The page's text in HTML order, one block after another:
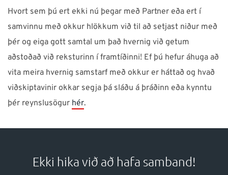
Hvort sem þú ert ekki nú þegar með Partner eða ert í
samvinnu með okkur hlökkum við til að setjast niður með
þér og eiga gott samtal um það hvernig við getum
aðstoðað við reksturinn í framtíðinni! Ef þú hefur áhuga að
vita meira hvernig samstarf með okkur er háttað og hvað
viðskiptavinir okkar segja þá sláðu á þráðinn eða kynntu
þér reynslusögur hér.
Ekki hika við að hafa samband!